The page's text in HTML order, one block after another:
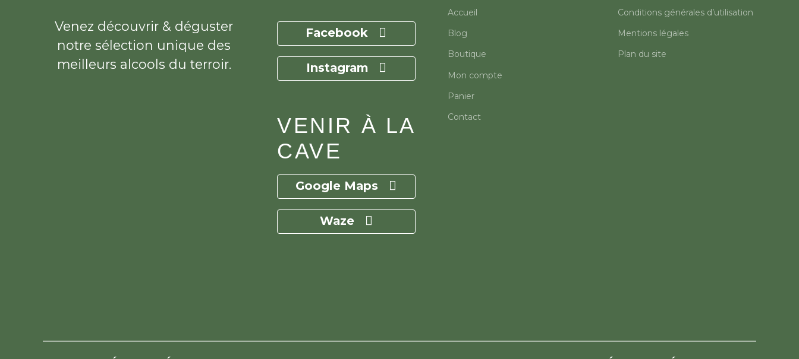
Venez découvrir & déguster
notre sélection unique des
meilleurs alcools du terroir.
Facebook
Instagram
VENIR À LA
CAVE
Google Maps
Waze
Accueil
Blog
Boutique
Mon compte
Panier
Contact
Conditions générales d’utilisation
Mentions légales
Plan du site